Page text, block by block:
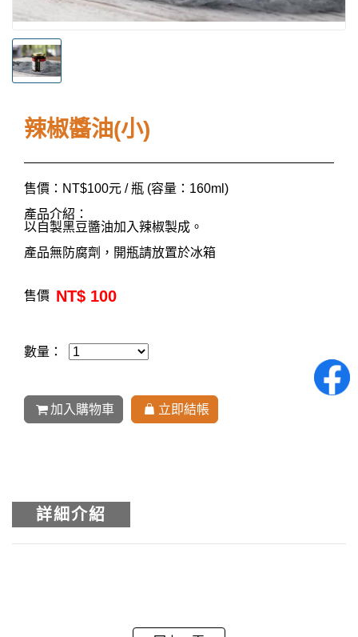
辣椒醬油(小)
售價：NT$100元 / 瓶 (容量：160ml)
產品介紹：
以自製黑豆醬油加入辣椒製成。
產品無防腐劑，開瓶請放置於冰箱
售價 NT$ 100
數量：
加入購物車 立即結帳
詳細介紹